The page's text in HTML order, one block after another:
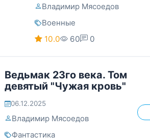
Владимир Мясоедов
Военные
10.0
60 0
Ведьмак 23го века. Том
девятый "Чужая кровь"
06.12.2025
Владимир Мясоедов
Фантастика